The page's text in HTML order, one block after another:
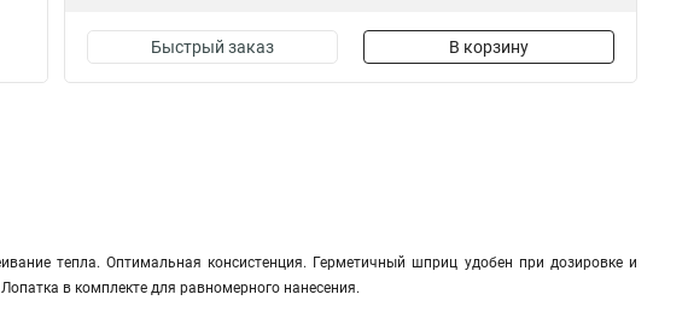
Быстрый заказ В корзину
тепла. Оптимальная консистенция. Герметичный шприц удобен при дозировке и
в комплекте для равномерного нанесения.